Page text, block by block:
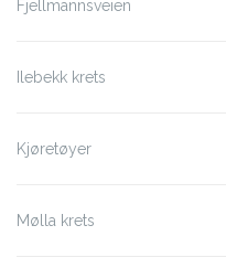
Fjellmannsveien
Ilebekk krets
Kjøretøyer
Mølla krets